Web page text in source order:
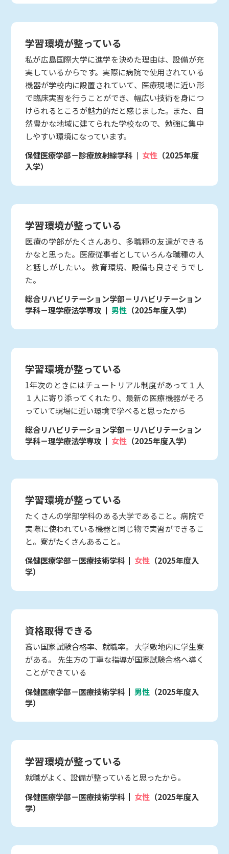
学習環境が整っている
私が広島国際大学に進学を決めた理由は、設備が充
実しているからです。実際に病院で使用されている
機器が学校内に設置されていて、医療現場に近い形
で臨床実習を行うことができ、幅広い技術を身につ
けられるところが魅力的だと感じました。また、自
然豊かな地域に建てられた学校なので、勉強に集中
しやすい環境になっています。
保健医療学部－診療放射線学科
女性 （2025年度
入学）
学習環境が整っている
医療の学部がたくさんあり、多職種の友達ができる
かなと思った。医療従事者としていろんな職種の人
と話しがしたい。 教育環境、設備も良さそうでし
た。
総合リハビリテーション学部－リハビリテーション
学科－理学療法学専攻
男性 （2025年度入学）
学習環境が整っている
1年次のときにはチュートリアル制度があって１人
１人に寄り添ってくれたり、最新の医療機器がそろ
っていて現場に近い環境で学べると思ったから
総合リハビリテーション学部－リハビリテーション
学科－理学療法学専攻
女性 （2025年度入学）
学習環境が整っている
たくさんの学部学科のある大学であること。病院で
実際に使われている機器と同じ物で実習ができるこ
と。寮がたくさんあること。
保健医療学部－医療技術学科
女性 （2025年度入
学）
資格取得できる
高い国家試験合格率、就職率。 大学敷地内に学生寮
がある。 先生方の丁寧な指導が国家試験合格へ導く
ことができている
保健医療学部－医療技術学科
男性 （2025年度入
学）
学習環境が整っている
就職がよく、設備が整っていると思ったから。
保健医療学部－医療技術学科
女性 （2025年度入
学）